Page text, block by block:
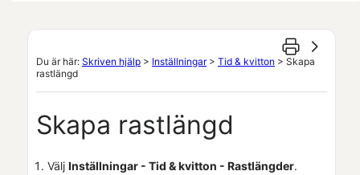
Du är här: Skriven hjälp > Inställningar> Tid & kvitton > Skapa
rastlängd
Skapa rastlängd
Välj Inställningar - Tid & kvitton - Rastlängder.